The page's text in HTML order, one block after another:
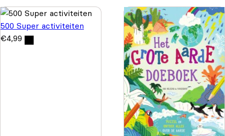
500 Super activiteiten
€4,99